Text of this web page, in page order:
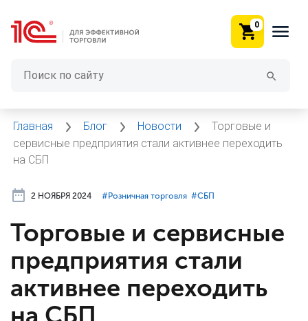
0
Главная Блог Новости
Торговые и
сервисные предприятия стали активнее переходить
на СБП
2 НОЯБРЯ 2024 #⁣Розничная торговля #⁣СБП
Торговые и сервисные
предприятия стали
активнее переходить
на СБП